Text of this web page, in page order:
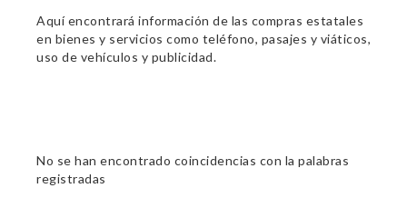
Aquí encontrará información de las compras estatales
en bienes y servicios como teléfono, pasajes y viáticos,
uso de vehículos y publicidad.
No se han encontrado coincidencias con la palabras
registradas